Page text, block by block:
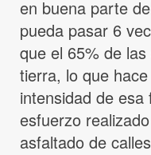
en buena parte
pueda pasar 6
que el 65% de
tierra, lo que
intensidad de
esfuerzo
asfaltado de